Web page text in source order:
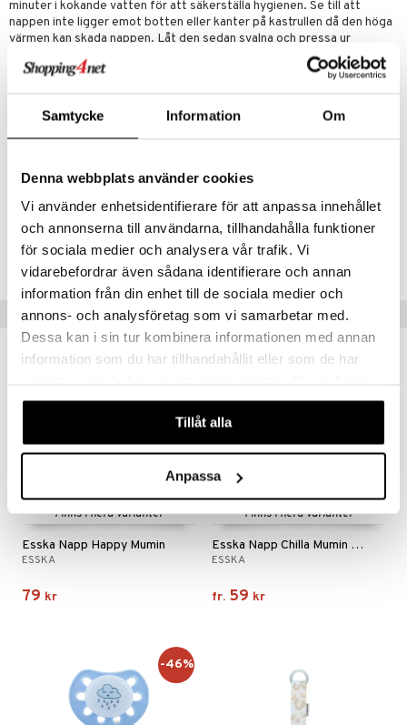
Samtycke Information Om
Denna webbplats använder cookies
Vi använder enhetsidentifierare för att anpassa innehållet
och annonserna till användarna, tillhandahålla funktioner
för sociala medier och analysera vår trafik. Vi
vidarebefordrar även sådana identifierare och annan
information från din enhet till de sociala medier och
annons- och analysföretag som vi samarbetar med.
Dessa kan i sin tur kombinera informationen med annan
information som du har tillhandahållit eller som de har
våra cookies vid fortsatt användande av vår webbplats.
Tillåt alla
Anpassa
minuter i kokande vatten för att säkerställa hygienen. Se till att
nappen inte ligger emot botten eller kanter på kastrullen då den höga
värmen kan skada nappen. Låt den sedan svalna och pressa ur
eventuellt vatten ur sugdelen. Nappen skall ej provdras eller användas
inom 30 minuter efter sterilisering. Undvik diskmedel – rinnande
Övrigt
Ålder: från 4 månader upp till 3 år.
TES18-1-WI
Lägsta pris senaste 30 dagarna: 49 kr
Populära produkter
Finns i flera varianter
Esska Napp Happy Mumin
ESSKA
79 kr
Finns i flera varianter
Esska Napp Chilla Mumin Silikon
ESSKA
fr. 59 kr
-46%
Patrol
Långstrump
Mario
Super Heroes